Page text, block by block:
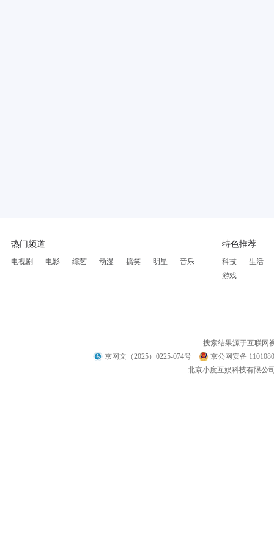
热门频道
电视剧 电影 综艺 动漫 搞笑 明星 音乐
特色推荐
科技
生活
游戏
搜索结果源于互联网
京网文（2025）0225-074号
京公网安备
北京小度互娱科技有限公